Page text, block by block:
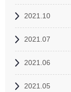
2021.10
2021.07
2021.06
2021.05